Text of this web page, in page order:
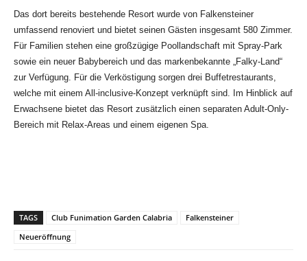
Das dort bereits bestehende Resort wurde von Falkensteiner
umfassend renoviert und bietet seinen Gästen insgesamt 580 Zimmer.
Für Familien stehen eine großzügige Poollandschaft mit Spray-Park
sowie ein neuer Babybereich und das markenbekannte „Falky-Land“
zur Verfügung. Für die Verköstigung sorgen drei Buffetrestaurants,
welche mit einem All-inclusive-Konzept verknüpft sind. Im Hinblick auf
Erwachsene bietet das Resort zusätzlich einen separaten Adult-Only-
Bereich mit Relax-Areas und einem eigenen Spa.
TAGS Club Funimation Garden Calabria
Falkensteiner
Neueröffnung